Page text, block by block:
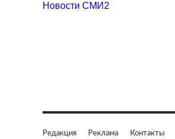
Новости СМИ2
Редакция Реклама Контакты